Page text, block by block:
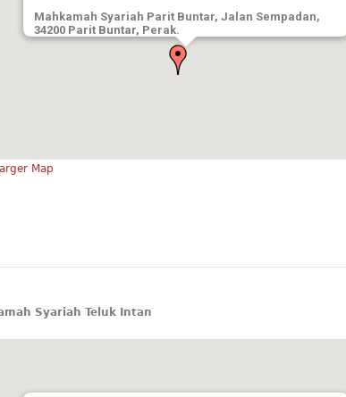
Mahkamah Syariah Parit Buntar, Jalan Sempadan,
34200 Parit Buntar, Perak.
Map
Syariah Teluk Intan